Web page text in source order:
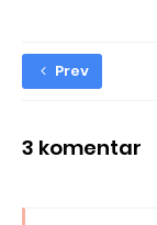
Prev
3 komentar